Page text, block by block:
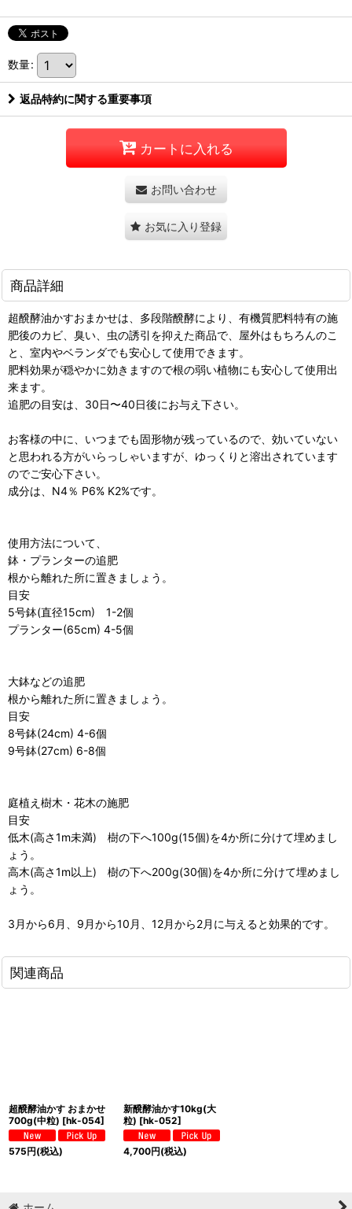
数量:
返品特約に関する重要事項
カートに入れる
お問い合わせ
お気に入り登録
商品詳細
超醗酵油かすおまかせは、多段階醗酵により、有機質肥料特有の施
肥後のカビ、臭い、虫の誘引を抑えた商品で、屋外はもちろんのこ
と、室内やベランダでも安心して使用できます。
肥料効果が穏やかに効きますので根の弱い植物にも安心して使用出
来ます。
追肥の目安は、30日〜40日後にお与え下さい。
お客様の中に、いつまでも固形物が残っているので、効いていない
と思われる方がいらっしゃいますが、ゆっくりと溶出されています
のでご安心下さい。
成分は、N4％ P6% K2%です。
使用方法について、
鉢・プランターの追肥
根から離れた所に置きましょう。
目安
5号鉢(直径15cm) 1-2個
プランター(65cm) 4-5個
大鉢などの追肥
根から離れた所に置きましょう。
目安
8号鉢(24cm) 4-6個
9号鉢(27cm) 6-8個
庭植え樹木・花木の施肥
目安
低木(高さ1m未満) 樹の下へ100g(15個)を4か所に分けて埋めまし
ょう。
高木(高さ1m以上) 樹の下へ200g(30個)を4か所に分けて埋めまし
ょう。
3月から6月、9月から10月、12月から2月に与えると効果的です。
関連商品
超醗酵油かす おまかせ
700g(中粒) [hk-054]
575円(税込)
新醗酵油かす10kg(大
粒) [hk-052]
4,700円(税込)